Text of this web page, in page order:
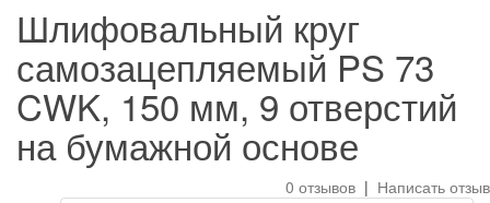
Шлифовальный круг
самозацепляемый PS 73
CWK, 150 мм, 9 отверстий
на бумажной основе
0 отзывов | Написать отзыв